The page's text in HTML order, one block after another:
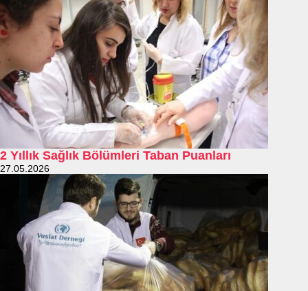
2 Yıllık Sağlık Bölümleri Taban Puanları
27.05.2026